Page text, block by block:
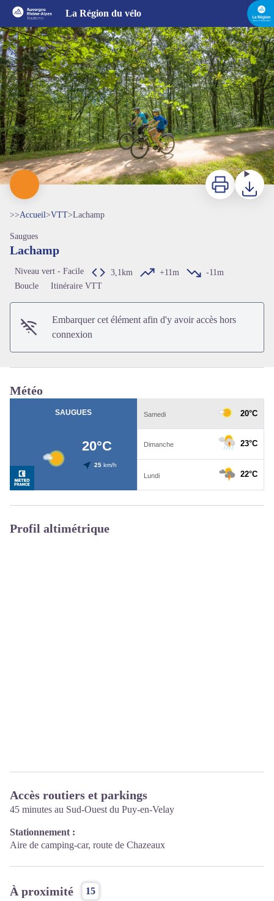
La Région du vélo
MAZET_J_OT
Imprimer
>>Accueil>VTT>Lachamp
Saugues
Lachamp
Niveau vert - Facile 3,1km +11m
-11m
Boucle
Itinéraire VTT
Embarquer cet élément afin d'y avoir accès hors
connexion
Météo
Profil altimétrique
Accès routiers et parkings
45 minutes au Sud-Ouest du Puy-en-Velay
Stationnement :
Aire de camping-car, route de Chazeaux
À proximité 15